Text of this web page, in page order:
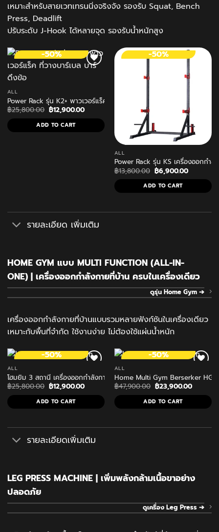
เหมาะสำหรับสายเวทเทรนนิ่งจริงจัง รองรับ Squat, Bench
Press, Deadlift
ปรับระดับ J-Hook ได้หลายจุด รองรับน้ำหนักสูง
-50%
ALL
Power Rack รุ่น K2+ พาวเวอร์แร็ค ที่วางบาร์เบล บาร์ดึงข้อ
฿25,800.00 Original
price
was:
฿25,800.00.
฿12,900.00Current
฿12,900.00.
ADD TO CART
-50%
ALL
Power Rack รุ่น KS เครื่องออกกำลั
฿13,800.00 Original
price
was:
฿13,800.00.
฿6,900.00Current
price
฿
ADD TO CART
รายละเอียด เพิ่มเติม
HOME GYM แบบ MULTI FUNCTION (ALL-IN-
ONE) | เครื่องออกกำลังกายที่บ้าน ครบในเครื่องเดียว
ดูรุ่น Home Gym ➔
เครื่องออกกำลังกายที่บ้านแบบรวมหลายฟังก์ชันในเครื่องเดียว
เหมาะกับพื้นที่จำกัด ใช้งานง่าย ไม่ต้องใช้แผ่นน้ำหนัก
-50%
ALL
โฮมยิม 3 สถานี เครื่องออกกำลังกายในบ้าน Homegym HK2
฿25,800.00 Original
price
was:
฿25,800.00.
฿12,900.00Current
฿12,900.00.
ADD TO CART
-50%
ALL
Home Multi Gym Berserker
฿47,900.00 Original
price
was:
฿47,900.00.
฿23,900.00Current
฿
ADD TO CART
รายละเอียดเพิ่มเติม
LEG PRESS MACHINE | เพิ่มพลังกล้ามเนื้อขาอย่าง
ปลอดภัย
ดูเครื่อง Leg Press ➔